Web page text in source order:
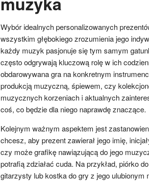
Wybór idealnych personalizowanych
wszystkim głębokiego zrozumienia jego
każdy muzyk pasjonuje się tym samym
często odgrywają kluczową rolę w ich
obdarowywana gra na konkretnym
produkcją muzyczną, śpiewem, czy
muzycznych korzeniach i aktualnych
coś, co będzie dla niego naprawdę znaczące.
Kolejnym ważnym aspektem jest
chcesz, aby prezent zawierał jego imię,
czy może grafikę nawiązującą do jego
potrafią zdziałać cuda. Na przykład, piórko
gitarzysty lub kostka do gry z jego